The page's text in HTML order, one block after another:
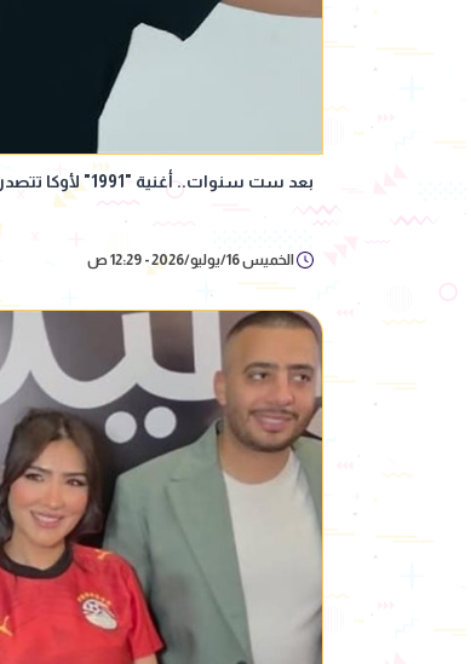
بعد ست سنوات.. أغنية "1991" لأوكا تتصدر احتفالات المنتخب المصري
الخميس 16/يوليو/2026 - 12:29 ص